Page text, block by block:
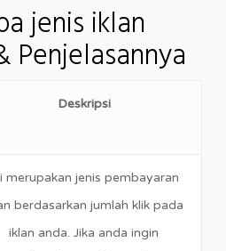
jenis iklan
Penjelasannya
Deskripsi
merupakan jenis pembayaran
berdasarkan jumlah klik pada
iklan anda. Jika anda ingin